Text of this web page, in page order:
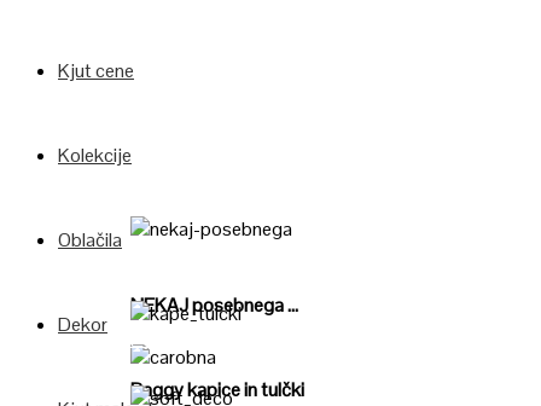
Kjut cene
Kolekcije
NEKAJ posebnega ...
Poglej
Oblačila
Poglej
Baggy kapice in tulčki
Dekor